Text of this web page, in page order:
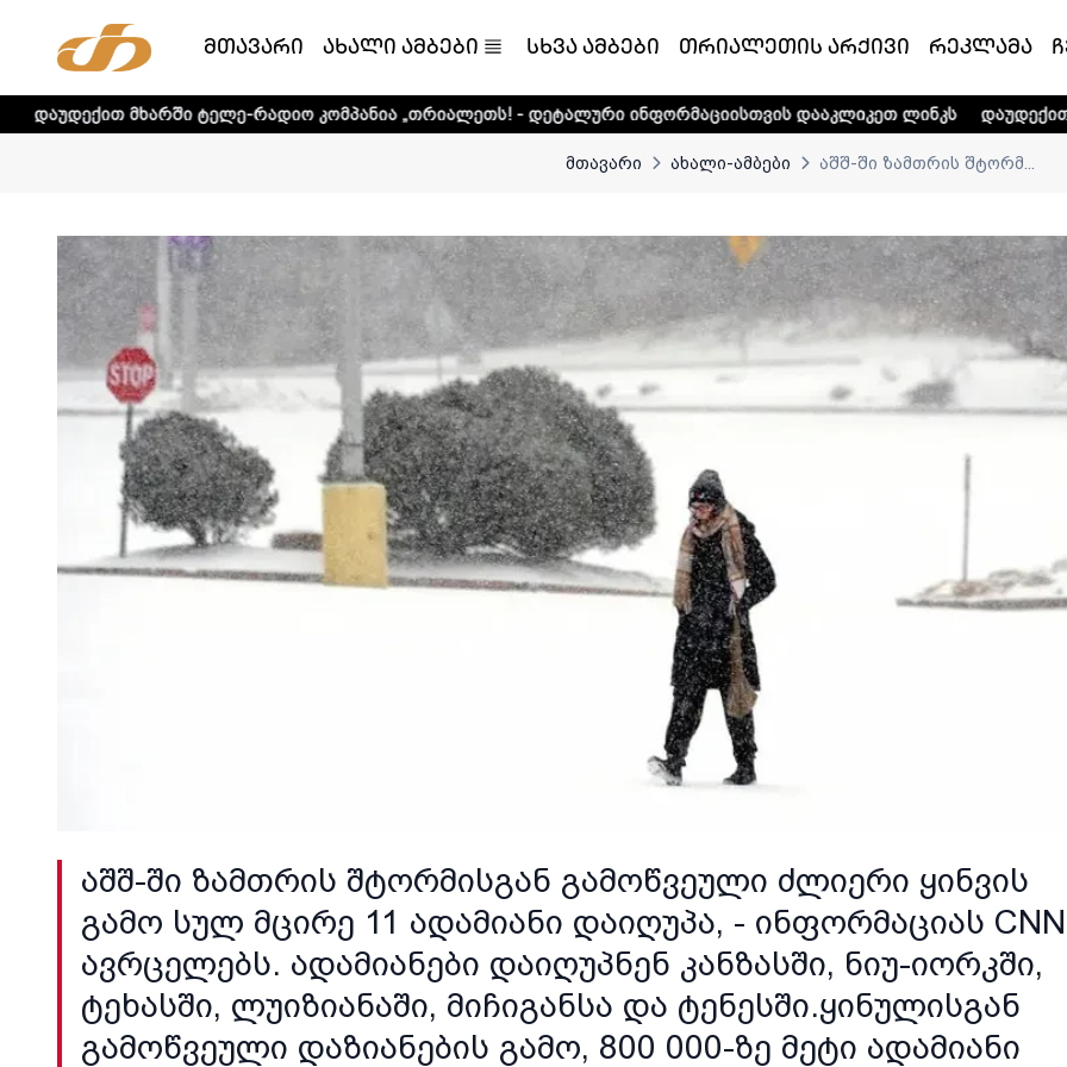
მთავარი ახალი ამბები სხვა ამბები თრიალეთის არქივი რეკლამა
ტელე-რადიო კომპანია „თრიალეთს! - დეტალური ინფორმაციისთვის დააკლიკეთ ლინკს დაუდექით მხარში ტელე-
მთავარი ახალი-ამბები აშშ-ში ზამთრის შტორმ...
აშშ-ში ზამთრის შტორმისგან გამოწვეული ძლიერი ყინვის
გამო სულ მცირე 11 ადამიანი დაიღუპა, - ინფორმაციას
ავრცელებს. ადამიანები დაიღუპნენ კანზასში, ნიუ-იორკში,
ტეხასში, ლუიზიანაში, მიჩიგანსა და ტენესში.ყინულისგან
გამოწვეული დაზიანების გამო, 800 000-ზე მეტი ადამიანი